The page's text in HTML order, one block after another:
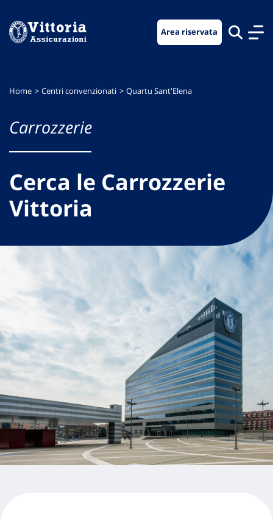
menu
contenuto
footer
Area riservata
Home Centri convenzionati Quartu Sant'Elena
Carrozzerie
Cerca le Carrozzerie
Vittoria